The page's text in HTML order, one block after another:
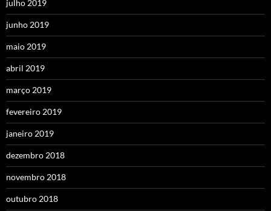
julho 2019
junho 2019
maio 2019
abril 2019
março 2019
fevereiro 2019
janeiro 2019
dezembro 2018
novembro 2018
outubro 2018